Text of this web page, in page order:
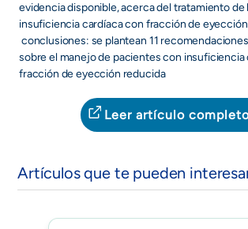
evidencia disponible, acerca del tratamiento
insuficiencia cardíaca con fracción de
conclusiones: se plantean 11
sobre el manejo de pacientes con insuficiencia
fracción de eyección reducida
Leer artículo
Artículos que te pueden